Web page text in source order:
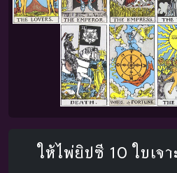
ให้ไพ่ยิปซี 10 ใบเจ